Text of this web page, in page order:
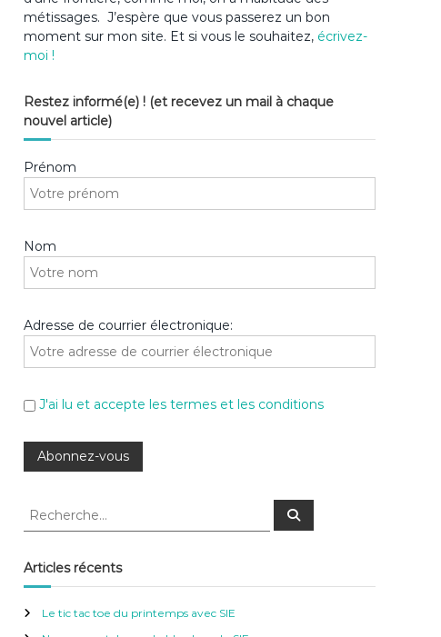
métissages. J’espère que vous passerez un bon
moment sur mon site. Et si vous le souhaitez, écrivez-
moi !
Restez informé(e) ! (et recevez un mail à chaque
nouvel article)
Prénom
Nom
Adresse de courrier électronique:
J'ai lu et accepte les termes et les conditions
R
h
e
c
R
c
Articles récents
Le tic tac toe du printemps avec SIE